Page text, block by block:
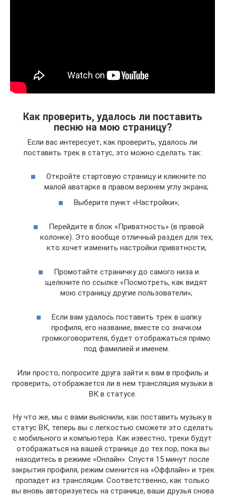
Как проверить, удалось ли поставить
песню на мою страницу?
Если вас интересует, как проверить, удалось ли
поставить трек в статус, это можно сделать так:
Откройте стартовую страницу и кликните по
малой аватарке в правом верхнем углу экрана;
Выберите пункт «Настройки»;
Перейдите в блок «Приватность» (в правой
колонке). Это вообще отличный раздел для тех,
кто хочет изменить настройки приватности;
Промотайте страничку до самого низа и
щелкните по ссылке «Посмотреть, как видят
мою страницу другие пользователи»;
Если вам удалось поставить трек в шапку
профиля, его название, вместе со значком
громкоговорителя, будет отображаться прямо
под фамилией и именем.
Или просто, попросите друга зайти к вам в профиль и
проверить, отображается ли в нем трансляция музыки в
ВК в статусе.
Ну что же, мы с вами выяснили, как поставить музыку в
статус ВК, теперь вы с легкостью сможете это сделать
с мобильного и компьютера. Как известно, треки будут
отображаться на вашей странице до тех пор, пока вы
находитесь в режиме «Онлайн». Спустя 15 минут после
закрытия профиля, режим сменится на «Оффлайн» и трек
пропадет из трансляции. Соответственно, как только
вы вновь авторизуетесь на странице, ваши друзья снова